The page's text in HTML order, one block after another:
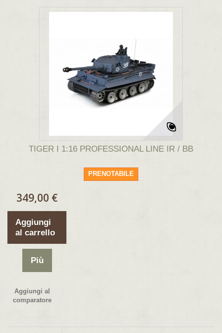
TIGER I 1:16 PROFESSIONAL LINE IR / BB
PRENOTABILE
349,00 €
Aggiungi
al carrello
Più
Aggiungi al
comparatore